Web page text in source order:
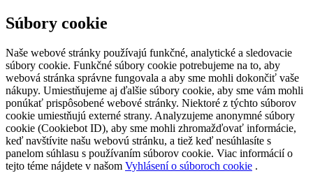
Súbory cookie
Naše webové stránky používajú funkčné, analytické a sledovacie
súbory cookie. Funkčné súbory cookie potrebujeme na to, aby
webová stránka správne fungovala a aby sme mohli dokončiť vaše
nákupy. Umiestňujeme aj ďalšie súbory cookie, aby sme vám mohli
ponúkať prispôsobené webové stránky. Niektoré z týchto súborov
cookie umiestňujú externé strany. Analyzujeme anonymné súbory
cookie (Cookiebot ID), aby sme mohli zhromažďovať informácie,
keď navštívite našu webovú stránku, a tiež keď nesúhlasíte s
panelom súhlasu s používaním súborov cookie. Viac informácií o
tejto téme nájdete v našom Vyhlásení o súboroch cookie .